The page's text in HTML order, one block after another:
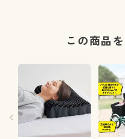
この商品